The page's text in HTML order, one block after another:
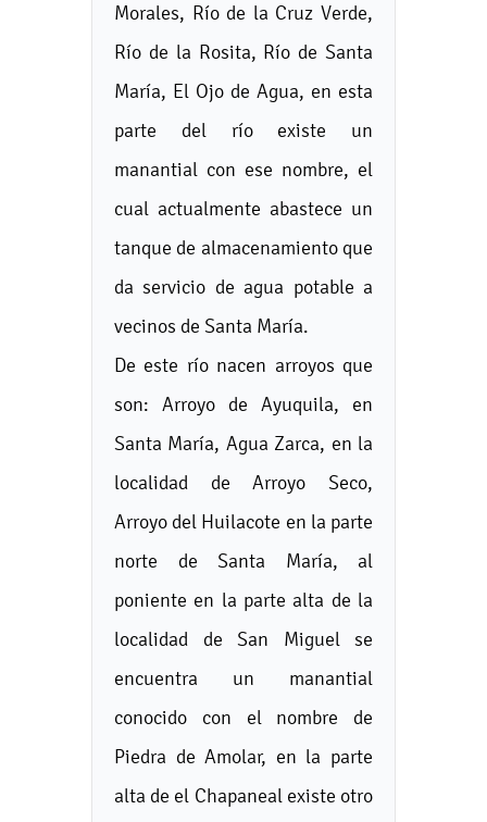
Morales, Río de la Cruz Verde,
Río de la Rosita, Río de Santa
María, El Ojo de Agua, en esta
parte del río existe un
manantial con ese nombre, el
cual actualmente abastece un
tanque de almacenamiento que
da servicio de agua potable a
vecinos de Santa María.
De este río nacen arroyos que
son: Arroyo de Ayuquila, en
Santa María, Agua Zarca, en la
localidad de Arroyo Seco,
Arroyo del Huilacote en la parte
norte de Santa María, al
poniente en la parte alta de la
localidad de San Miguel se
encuentra un manantial
conocido con el nombre de
Piedra de Amolar, en la parte
alta de el Chapaneal existe otro